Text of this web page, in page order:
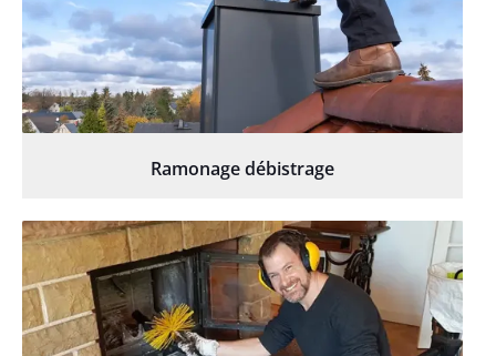
Ramonage débistrage